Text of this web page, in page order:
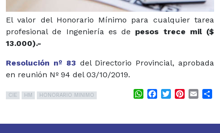
El valor del Honorario Mínimo para cualquier tarea
profesional de Ingeniería es de pesos trece mil ($
13.000).-
Resolución nº 83 del Directorio Provincial, aprobada
en reunión Nº 94 del 03/10/2019.
CIE HM HONORARIO MINIMO WhatsApp
Facebook
TwitterPinterest
Email